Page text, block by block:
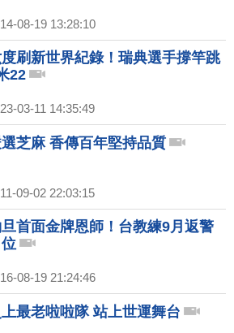
08-19 13:28:10
刷新世界紀錄！瑞典選手撐竿跳
22
03-11 14:35:49
芝麻 香傳百年堅持品質
09-02 22:03:15
首面金牌恩師！台教練9月返警
08-19 21:24:46
上最老啦啦隊 站上世運舞台